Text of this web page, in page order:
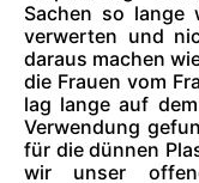
Sachen so lange
verwerten und
daraus machen
die Frauen vom
lag lange auf
Verwendung
für die dünnen
wir unser